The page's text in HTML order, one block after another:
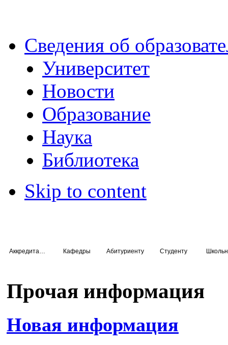
Сведения об
Университет
Новости
Образование
Наука
Библиотека
Skip to content
Кафедры Абитуриенту Студенту
Прочая информация
Новая информация